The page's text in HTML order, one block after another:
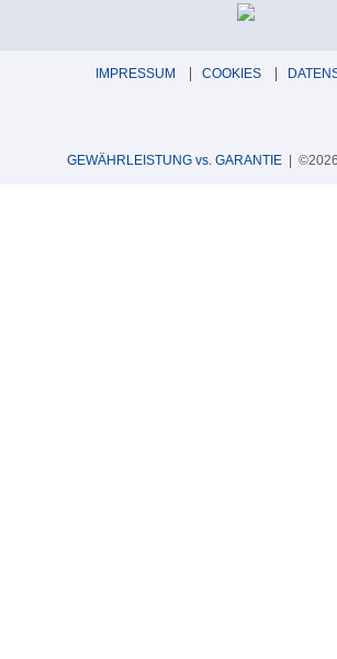
IMPRESSUM COOKIES
GEWÄHRLEISTUNG vs. GARANTIE |